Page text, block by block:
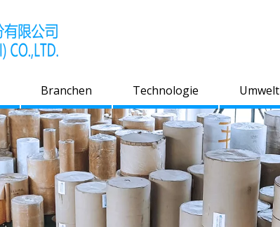
Branchen Technologie Umwelt